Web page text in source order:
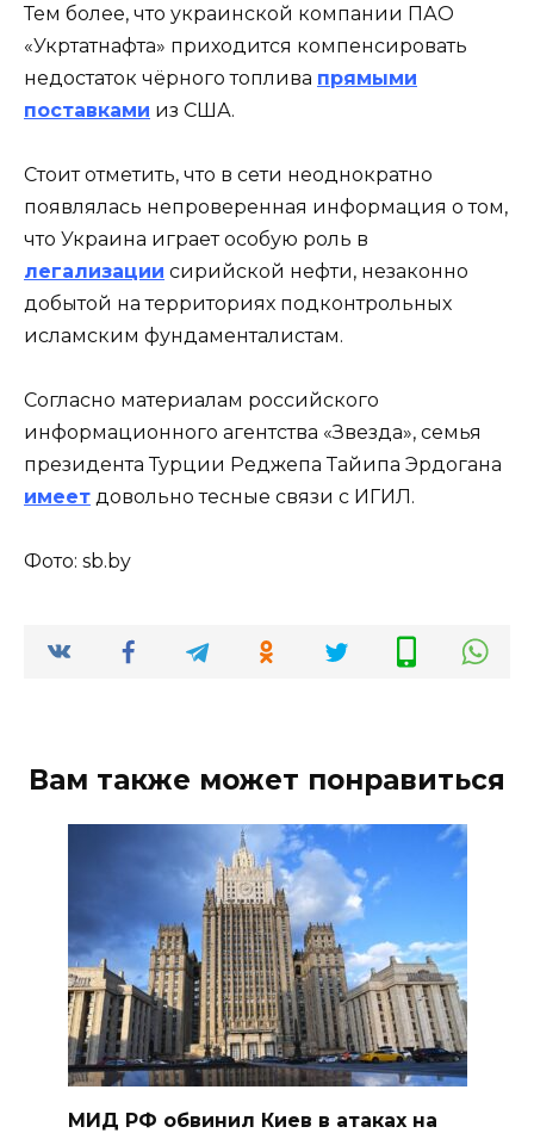
Тем более, что украинской компании ПАО
«Укртатнафта» приходится компенсировать
недостаток чёрного топлива прямыми
поставками из США.
Стоит отметить, что в сети неоднократно
появлялась непроверенная информация о том,
что Украина играет особую роль в
легализации сирийской нефти, незаконно
добытой на территориях подконтрольных
исламским фундаменталистам.
Согласно материалам российского
информационного агентства «Звезда», семья
президента Турции Реджепа Тайипа Эрдогана
имеет довольно тесные связи с ИГИЛ.
Фото: sb.by
Вам также может понравиться
МИД РФ обвинил Киев в атаках на